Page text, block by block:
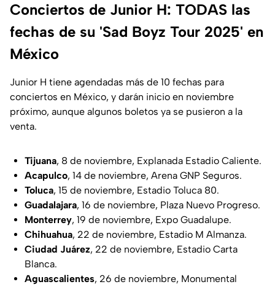
Conciertos de Junior H: TODAS las
fechas de su 'Sad Boyz Tour 2025' en
México
Junior H tiene agendadas más de 10 fechas para
conciertos en México, y darán inicio en noviembre
próximo, aunque algunos boletos ya se pusieron a la
venta.
Tijuana, 8 de noviembre, Explanada Estadio Caliente.
Acapulco, 14 de noviembre, Arena GNP Seguros.
Toluca, 15 de noviembre, Estadio Toluca 80.
Guadalajara, 16 de noviembre, Plaza Nuevo Progreso.
Monterrey, 19 de noviembre, Expo Guadalupe.
Chihuahua, 22 de noviembre, Estadio M Almanza.
Ciudad Juárez, 22 de noviembre, Estadio Carta
Blanca.
Aguascalientes, 26 de noviembre, Monumental